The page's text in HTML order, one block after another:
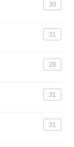
30
31
28
31
31